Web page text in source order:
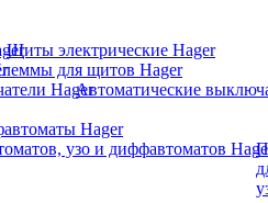
Щиты электрические Hager
для щитов Hager
Автоматические
Hager